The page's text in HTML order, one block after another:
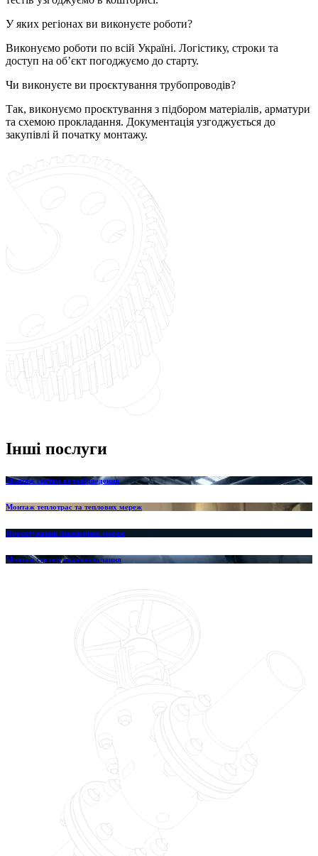
У яких регіонах ви виконуєте роботи?
Виконуємо роботи по всій Україні. Логістику, строки та
доступ на об’єкт погоджуємо до старту.
Чи виконуєте ви проєктування трубопроводів?
Так, виконуємо проєктування з підбором матеріалів, арматури
та схемою прокладання. Документація узгоджується до
закупівлі й початку монтажу.
Інші послуги
Монтаж систем водовідведення
Монтаж теплотрас та теплових мереж
Проєктування інженерних мереж
Монтаж систем водопостачання